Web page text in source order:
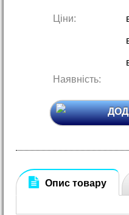
Ціни:
Наявність:
Опис товару